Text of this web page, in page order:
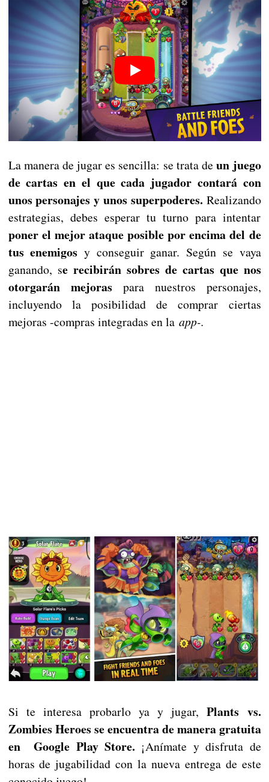
La manera de jugar es sencilla: se trata deun juego
de cartas en el que cada jugador contará con
unos personajes y unos superpoderes. Realizando
estrategias, debes esperar tu turno para intentar
poner el mejor ataque posible por encima del de
tus enemigos y conseguir ganar. Según se vaya
ganando, se recibirán sobres de cartas que nos
otorgarán mejoras para nuestros personajes,
incluyendo la posibilidad de comprar ciertas
mejoras -compras integradas en la app-.
Si te interesa probarlo ya y jugar,Plants vs.
Zombies Heroes se encuentra de manera gratuita
en Google Play Store. ¡Anímate y disfruta de
horas de jugabilidad con la nueva entrega de este